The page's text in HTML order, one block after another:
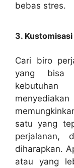
bebas stres.
3.
Cari biro
yang bisa
kebutuhan
satu yang
perjalanan,
diharapkan.
atau yang